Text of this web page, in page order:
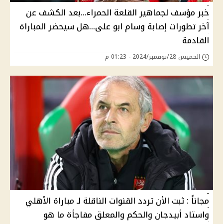
خبر مؤسف لجماهير القلعة الحمراء...بعد الكشف عن
آخر تطورات إصابة وسام ابو على...هل سيحضر المباراة
القادمة
الخميس 28/نوفمبر/2024 - 01:23 م
مجاناً : ثبت الأن تردد القنوات الناقلة لـ مباراة الأهلي
واستاد أبيدجان والحكم والمعلق مفاجأة ما هو